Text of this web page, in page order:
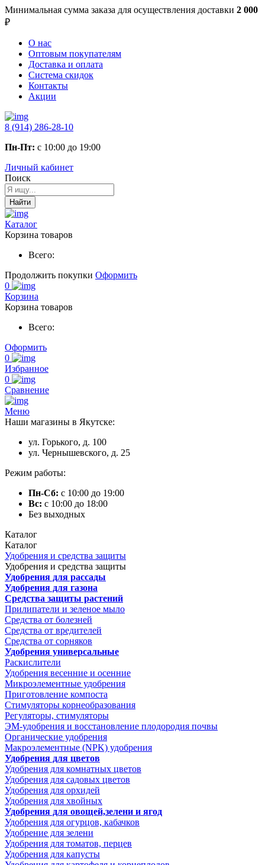
Минимальная сумма заказа для осуществления доставки 2 000
₽
О нас
Оптовым покупателям
Доставка и оплата
Система скидок
Контакты
Акции
8 (914) 286-28-10
Пн-Пт: с 10:00 до 19:00
Личный кабинет
Поиск
Найти
Каталог
Корзина товаров
Всего:
Продолжить покупки Оформить
0
Корзина
Корзина товаров
Всего:
Оформить
0
Избранное
0
Сравнение
Меню
Наши магазины в Якутске:
ул. Горького, д. 100
ул. Чернышевского, д. 25
Режим работы:
Пн-Сб: с 10:00 до 19:00
Вс: с 10:00 до 18:00
Без выходных
Каталог
Каталог
Удобрения и средства защиты
Удобрения и средства защиты
Удобрения для рассады
Удобрения для газона
Средства защиты растений
Прилипатели и зеленое мыло
Средства от болезней
Средства от вредителей
Средства от сорняков
Удобрения универсальные
Раскислители
Удобрения весенние и осенние
Микроэлементные удобрения
Приготовление компоста
Стимуляторы корнеобразования
Регуляторы, стимуляторы
ЭМ-удобрения и восстановление плодородия почвы
Органические удобрения
Макроэлементные (NPK) удобрения
Удобрения для цветов
Удобрения для комнатных цветов
Удобрения для садовых цветов
Удобрения для орхидей
Удобрения для хвойных
Удобрения для овощей,зелени и ягод
Удобрения для огурцов, кабачков
Удобрение для зелени
Удобрения для томатов, перцев
Удобрения для капусты